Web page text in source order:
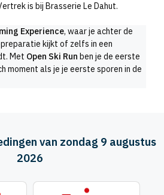
is bij Brasserie Le Dahut.
Experience, waar je achter de
kijkt of zelfs in een
Met Open Ski Run ben je de eerste
moment als je je eerste sporen in de
van zondag 9 augustus
2026